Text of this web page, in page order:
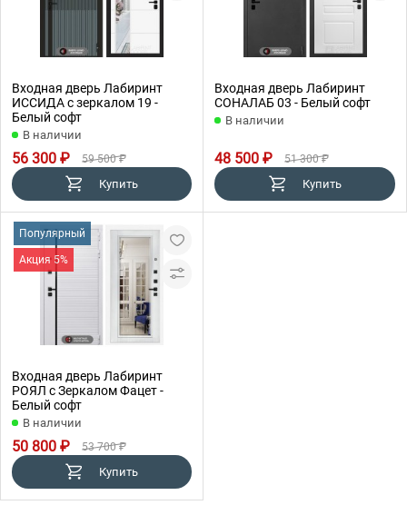
Входная дверь Лабиринт
ИССИДА с зеркалом 19 -
Белый софт
В наличии
56 300 ₽ 59 500 ₽
Купить
Входная дверь Лабиринт
СОНАЛАБ 03 - Белый софт
В наличии
48 500 ₽ 51 300 ₽
Купить
Популярный
Акция 5%
Входная дверь Лабиринт
РОЯЛ с Зеркалом Фацет -
Белый софт
В наличии
50 800 ₽ 53 700 ₽
Купить